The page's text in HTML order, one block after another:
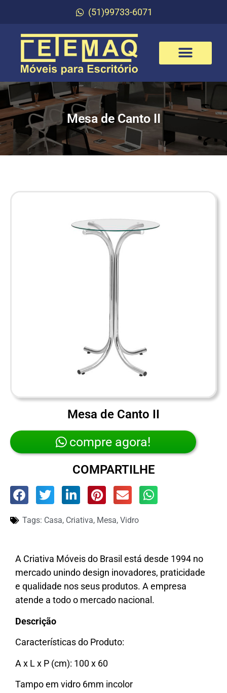
(51)99733-6071
Mesa de Canto II
Mesa de Canto II
compre agora!
COMPARTILHE
Tags: Casa, Criativa, Mesa, Vidro
A Criativa Móveis do Brasil está desde 1994 no
mercado unindo design inovadores, praticidade
e qualidade nos seus produtos. A empresa
atende a todo o mercado nacional.
Descrição
Características do Produto:
A x L x P (cm): 100 x 60
Tampo em vidro 6mm incolor